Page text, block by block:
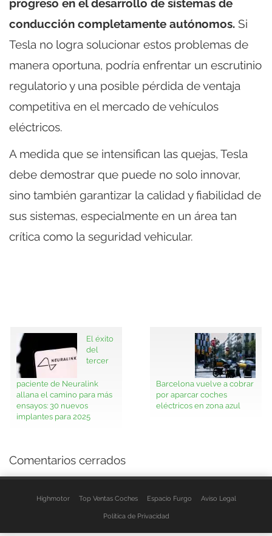
progreso en el desarrollo de sistemas de
conducción completamente autónomos. Si
Tesla no logra solucionar estos problemas de
manera oportuna, podría enfrentar un escrutinio
regulatorio y una posible pérdida de ventaja
competitiva en el mercado de vehículos
eléctricos.
A medida que se intensifican las quejas, Tesla
debe demostrar que puede no solo innovar,
sino también garantizar la calidad y fiabilidad de
sus sistemas, especialmente en un área tan
crítica como la seguridad vehicular.
El éxito
del
tercer
paciente de Neuralink
allana el camino para más
ensayos: 30 nuevos
implantes para 2025
Barcelona vuelve a cobrar
por aparcar coches
eléctricos en zona azul
Comentarios cerrados
Highmotor Top Ventas Coches Espacio Furgo Aviso Legal
Política de Privacidad